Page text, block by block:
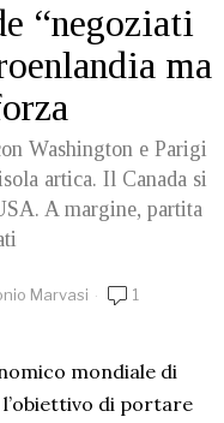
“negoziati
ma
Washington e Parigi
artica. Il Canada si
A margine, partita
Marvasi
1
mondiale di
di portare